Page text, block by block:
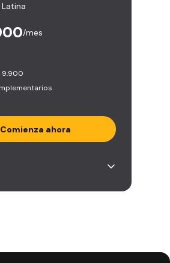
personalizado)
disponibilidad de salón
todas las áreas de la
/mes
9.900
Comienza ahora
a más de 2.000
a traer un invitado 5
especiales en marcas